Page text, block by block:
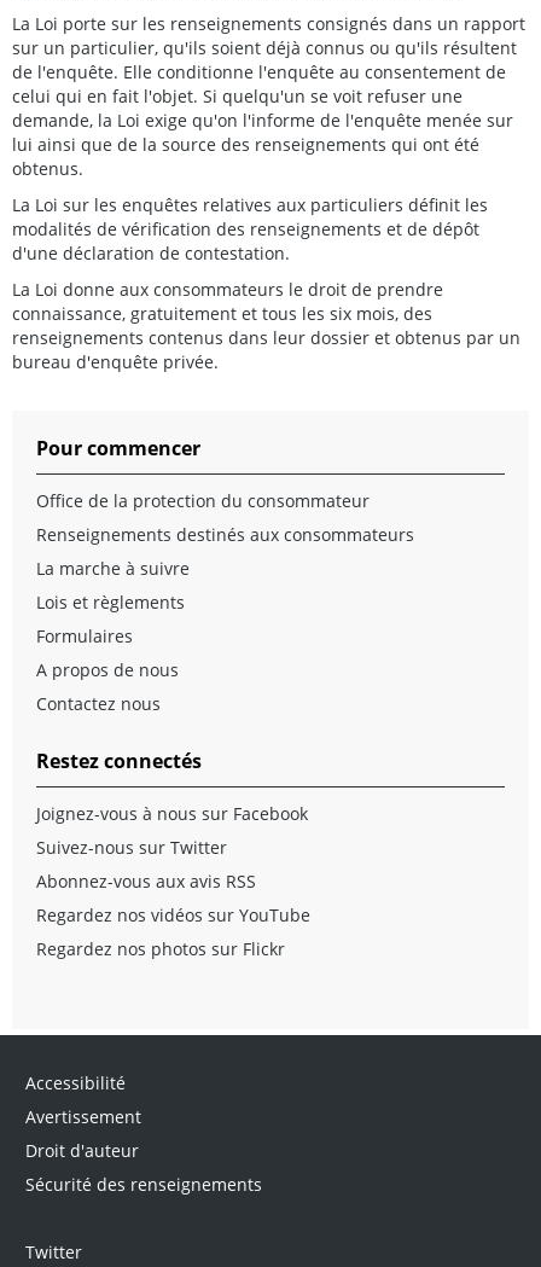
La Loi porte sur les renseignements consignés dans un rapport
sur un particulier, qu'ils soient déjà connus ou qu'ils résultent
de l'enquête. Elle conditionne l'enquête au consentement de
celui qui en fait l'objet. Si quelqu'un se voit refuser une
demande, la Loi exige qu'on l'informe de l'enquête menée sur
lui ainsi que de la source des renseignements qui ont été
obtenus.
La Loi sur les enquêtes relatives aux particuliers définit les
modalités de vérification des renseignements et de dépôt
d'une déclaration de contestation.
La Loi donne aux consommateurs le droit de prendre
connaissance, gratuitement et tous les six mois, des
renseignements contenus dans leur dossier et obtenus par un
bureau d'enquête privée.
Pour commencer
Office de la protection du consommateur
Renseignements destinés aux consommateurs
La marche à suivre
Lois et règlements
Formulaires
A propos de nous
Contactez nous
Restez connectés
Joignez-vous à nous sur Facebook
Suivez-nous sur Twitter
Abonnez-vous aux avis RSS
Regardez nos vidéos sur YouTube
Regardez nos photos sur Flickr
Accessibilité
Avertissement
Droit d'auteur
Sécurité des renseignements
Twitter